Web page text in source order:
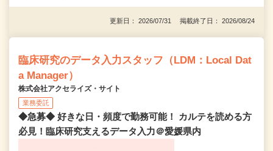
更新日： 2026/07/31 掲載終了日： 2026/08/24
臨床研究のデータ入力スタッフ（LDM：Local Dat
a Manager）
株式会社アクセライズ・サイト
業務委託
◆急募◆ 好きな日・頻度で勤務可能！ カルテを読める方
必見！臨床研究支えるデータ入力＠愛媛県内